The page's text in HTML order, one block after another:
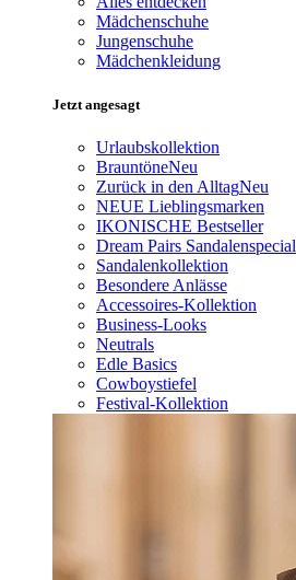
Mädchenschuhe
Jungenschuhe
Mädchenkleidung
Jetzt angesagt
Urlaubskollektion
BrauntöneNeu
Zurück in den AlltagNeu
NEUE Lieblingsmarken
IKONISCHE Bestseller
Dream Pairs Sandalenspecial
Sandalenkollektion
Besondere Anlässe
Accessoires-Kollektion
Business-Looks
Neutrals
Edle Basics
Cowboystiefel
Festival-Kollektion